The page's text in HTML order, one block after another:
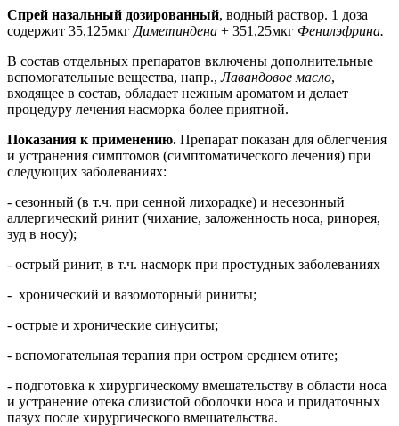
Спрей назальный дозированный, водный раствор. 1 доза
содержит 35,125мкг Диметиндена + 351,25мкг Фенилэфрина.
В состав отдельных препаратов включены дополнительные
вспомогательные вещества, напр.,Лавандовое масло,
входящее в состав, обладает нежным ароматом и делает
процедуру лечения насморка более приятной.
Показания к применению. Препарат показан для облегчения
и устранения симптомов (симптоматического лечения) при
следующих заболеваниях:
- сезонный (в т.ч. при сенной лихорадке) и несезонный
аллергический ринит (чихание, заложенность носа, ринорея,
зуд в носу);
- острый ринит, в т.ч. насморк при простудных заболеваниях
- хронический и вазомоторный риниты;
- острые и хронические синуситы;
- вспомогательная терапия при остром среднем отите;
- подготовка к хирургическому вмешательству в области носа
и устранение отека слизистой оболочки носа и придаточных
пазух после хирургического вмешательства.